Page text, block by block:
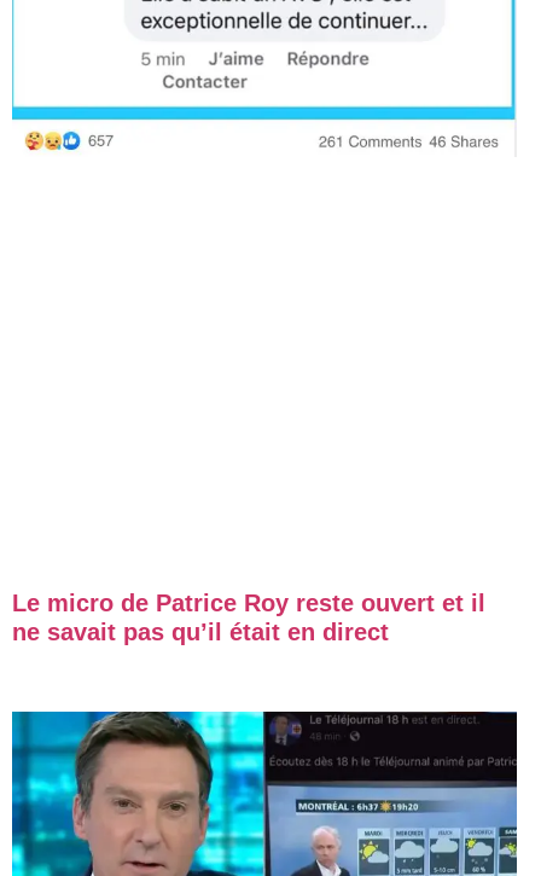
Le micro de Patrice Roy reste ouvert et il
ne savait pas qu’il était en direct